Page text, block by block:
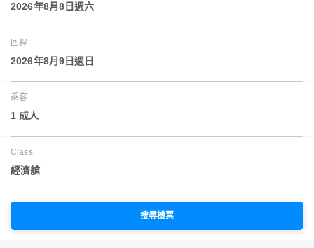
2026年8月8日週六
回程
2026年8月9日週日
乘客
1 成人
Class
經濟艙
搜尋機票